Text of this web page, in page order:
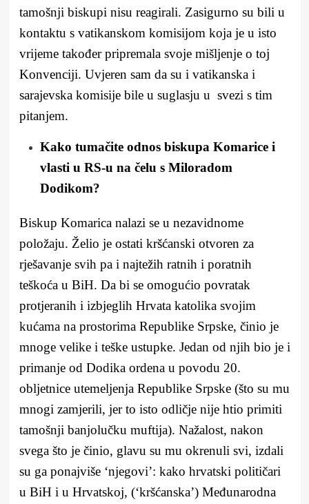
tamošnji biskupi nisu reagirali. Zasigurno su bili u
kontaktu s vatikanskom komisijom koja je u isto
vrijeme također pripremala svoje mišljenje o toj
Konvenciji. Uvjeren sam da su i vatikanska i
sarajevska komisije bile u suglasju u svezi s tim
pitanjem.
Kako tumačite odnos biskupa Komarice i
vlasti u RS-u na čelu s Miloradom
Dodikom?
Biskup Komarica nalazi se u nezavidnome
položaju. Želio je ostati kršćanski otvoren za
rješavanje svih pa i najtežih ratnih i poratnih
teškoća u BiH. Da bi se omogućio povratak
protjeranih i izbjeglih Hrvata katolika svojim
kućama na prostorima Republike Srpske, činio je
mnoge velike i teške ustupke. Jedan od njih bio je i
primanje od Dodika ordena u povodu 20.
obljetnice utemeljenja Republike Srpske (što su mu
mnogi zamjerili, jer to isto odličje nije htio primiti
tamošnji banjolučku muftija). Nažalost, nakon
svega što je činio, glavu su mu okrenuli svi, izdali
su ga ponajviše ‘njegovi’: kako hrvatski političari
u BiH i u Hrvatskoj, (‘kršćanska’) Međunarodna